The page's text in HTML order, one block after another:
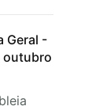
Geral -
outubro